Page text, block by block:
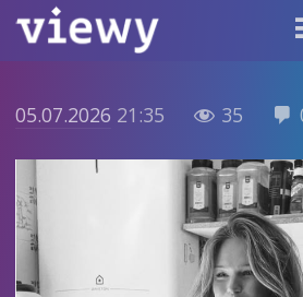
05.07.2026 21:35  35 